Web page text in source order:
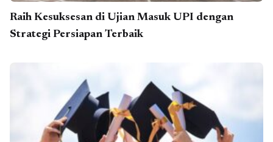
Raih Kesuksesan di Ujian Masuk UPI dengan
Strategi Persiapan Terbaik